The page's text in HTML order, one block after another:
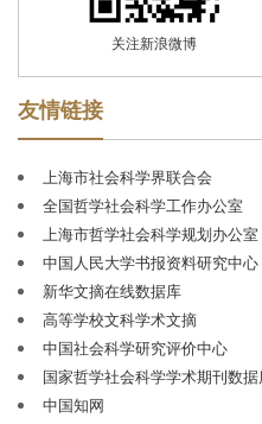
言”的学术之气、敦厚之风
学术、守护思想、深入时代
程中的学科前沿问题与重大
义理论、哲学、经济学、文
月刊》荣获新闻出版总署颁
刊奖提名奖”。2009年，《
为“新中国60年有影响力的期
被列为国家社科规划办社科
2015和2017年，荣获全国
国期刊海外发行百强称号。
府奖期刊奖提名奖”；2021
期刊奖”。至今连续多届被评
《学术月刊》是中文社
关注新浪微博
友情链接
上海市社会科学界联合会
全国哲学社会科学工作办公室
上海市哲学社会科学规划办公室
中国人民大学书报资料研究中心
新华文摘在线数据库
高等学校文科学术文摘
中国社会科学研究评价中心
国家哲学社会科学学术期刊数据
中国知网